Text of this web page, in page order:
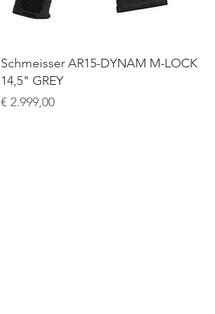
Schmeisser AR15-DYNAM M-LOCK
14,5" GREY
Prijs
€ 2.999,00